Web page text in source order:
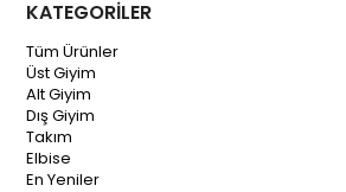
KATEGORİLER
Tüm Ürünler
Üst Giyim
Alt Giyim
Dış Giyim
Takım
Elbise
En Yeniler